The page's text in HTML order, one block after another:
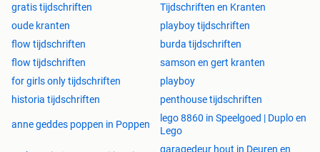
gratis tijdschriften
Tijdschriften en Kranten
oude kranten
playboy tijdschriften
flow tijdschriften
burda tijdschriften
flow tijdschriften
samson en gert kranten
for girls only tijdschriften
playboy
historia tijdschriften
penthouse tijdschriften
anne geddes poppen in Poppen
lego 8860 in Speelgoed | Duplo en
Lego
garagedeur hout in Deuren en